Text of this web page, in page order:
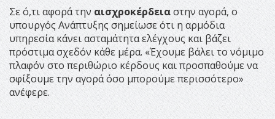
Σε ό,τι αφορά την αισχροκέρδειαστην αγορά, ο
υπουργός Ανάπτυξης σημείωσε ότι η αρμόδια
υπηρεσία κάνει ασταμάτητα ελέγχους και βάζει
πρόστιμα σχεδόν κάθε μέρα. «Έχουμε βάλει το νόμιμο
πλαφόν στο περιθώριο κέρδους και προσπαθούμε να
σφίξουμε την αγορά όσο μπορούμε περισσότερο»
ανέφερε.